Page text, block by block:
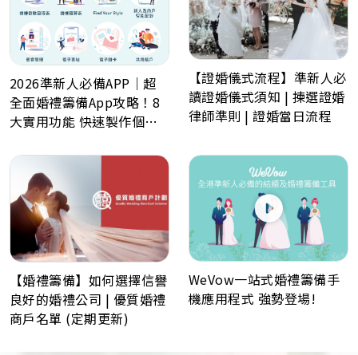
2026準新人必備APP｜超
全面婚禮籌備App攻略！8
大實用功能 快速製作個人
數日程表、預算表、婚禮商
戶一鍵查詢
【證婚儀式流程】準新人必
讀證婚儀式須知 | 揀選證婚
律師準則 | 證婚當日流程
【婚禮籌備】如何選擇信譽
良好的婚禮公司 | 優質婚禮
商戶名單 (定期更新)
WeVow一站式婚禮籌備手
機應用程式 強勢登場!